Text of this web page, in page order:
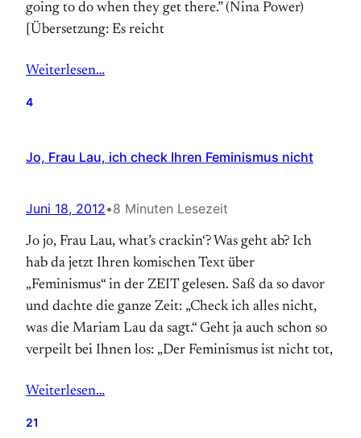
going to do when they get there.” (Nina Power)
[Übersetzung: Es reicht
Weiterlesen…
4
Jo, Frau Lau, ich check Ihren Feminismus nicht
Juni 18, 2012•8 Minuten Lesezeit
Jo jo, Frau Lau, what’s crackin‘? Was geht ab? Ich
hab da jetzt Ihren komischen Text über
„Feminismus“ in der ZEIT gelesen. Saß da so davor
und dachte die ganze Zeit: „Check ich alles nicht,
was die Mariam Lau da sagt.“ Geht ja auch schon so
verpeilt bei Ihnen los: „Der Feminismus ist nicht tot,
Weiterlesen…
21